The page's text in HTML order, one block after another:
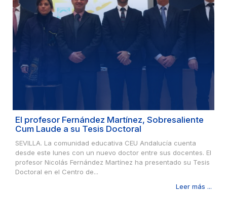
El profesor Fernández Martínez, Sobresaliente
Cum Laude a su Tesis Doctoral
SEVILLA. La comunidad educativa CEU Andalucía cuenta
desde este lunes con un nuevo doctor entre sus docentes. El
profesor Nicolás Fernández Martínez ha presentado su Tesis
Doctoral en el Centro de...
Leer más ...